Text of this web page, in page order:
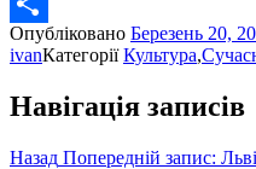
Share
Опубліковано Березень 20,
ivanКатегоріїКультура,
Навігація записів
Назад Попередній запис: